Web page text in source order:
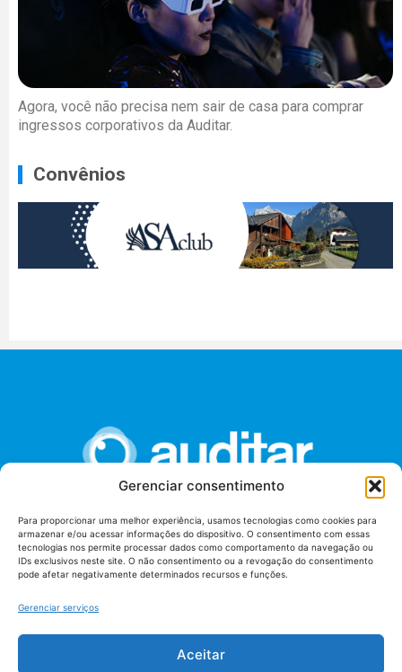
Gerenciar consentimento
Para proporcionar uma melhor experiência, usamos tecnologias como cookies para
armazenar e/ou acessar informações do dispositivo. O consentimento com essas
tecnologias nos permite processar dados como comportamento da navegação ou
IDs exclusivos neste site. O não consentimento ou a revogação do consentimento
pode afetar negativamente determinados recursos e funções.
Gerenciar serviços
Aceitar
Agora, você não precisa nem sair de casa para comprar
ingressos corporativos da Auditar.
Convênios
União dos Auditores Federais de Controle Externo -
AUDITAR
Setor de Administração Federal Sul (SAF/Sul), Qd. 04, Lt. 01
Tribunal de Contas da União (TCU), Subsolo, Sala S04